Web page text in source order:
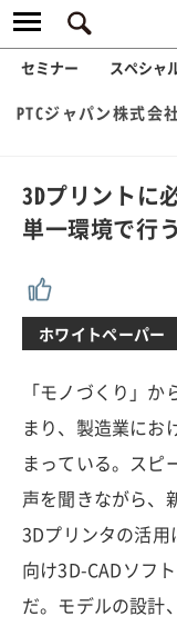
セミナー スペシャ
PTCジャパン株式会
3Dプリントに
単一環境で行
ホワイトペーパー
「モノづくり」
まり、製造業にお
まっている。スピ
声を聞きながら、
3Dプリンタの活
向け3D-CADソフ
だ。モデルの設計